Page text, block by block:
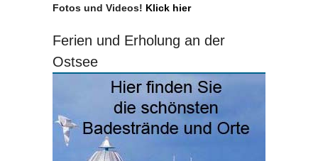
Fotos und Videos! Klick hier
Ferien und Erholung an der
Ostsee